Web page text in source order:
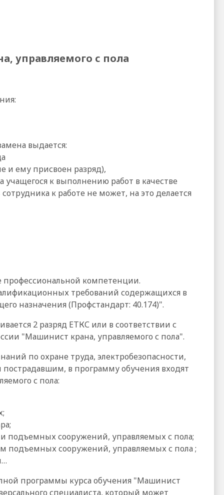
управляемого с пола
выдается:
и ему присвоен разряд),
к выполнению работ в качестве
к работе не может, на это делается
компетенции.
требований содержащихся в
назначения (Профстандарт: 40.174)".
2 разряд ЕТКС или в соответствии с
"Машинист крана, управляемого с пола".
по охране труда, электробезопасности,
в программу обучения входят
с пола:
подъемных сооружений, управляемых с пола;
подъемных сооружений, управляемых с пола ;
программы курса обучения "Машинист
специалиста, который может